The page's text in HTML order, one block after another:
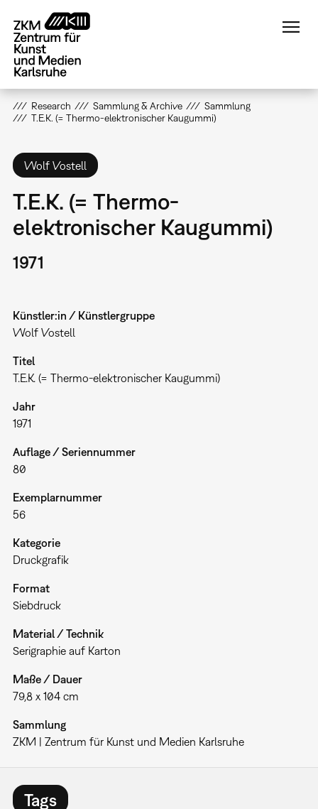
zum
Inhalt
Research Sammlung & Archive
Sammlung
T.E.K. (= Thermo-elektronischer Kaugummi)
Wolf Vostell
T.E.K. (= Thermo-
elektronischer Kaugummi)
1971
Künstler:in / Künstlergruppe
Wolf Vostell
Titel
T.E.K. (= Thermo-elektronischer Kaugummi)
Jahr
1971
Auflage / Seriennummer
80
Exemplarnummer
56
Kategorie
Druckgrafik
Format
Siebdruck
Material / Technik
Serigraphie auf Karton
Maße / Dauer
79,8 x 104 cm
Sammlung
ZKM | Zentrum für Kunst und Medien Karlsruhe
Tags